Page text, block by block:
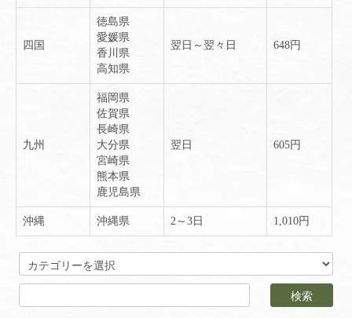
四国
徳島県
愛媛県
香川県
高知県
翌日～翌々日 648円
九州
福岡県
佐賀県
長崎県
大分県
宮崎県
熊本県
鹿児島県
翌日 605円
沖縄 沖縄県 2～3日 1,010円